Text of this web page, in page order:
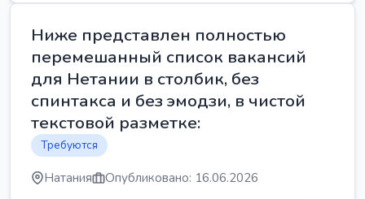
Ниже представлен полностью
перемешанный список вакансий
для Нетании в столбик, без
спинтакса и без эмодзи, в чистой
текстовой разметке:
Требуются
Натания Опубликовано: 16.06.2026